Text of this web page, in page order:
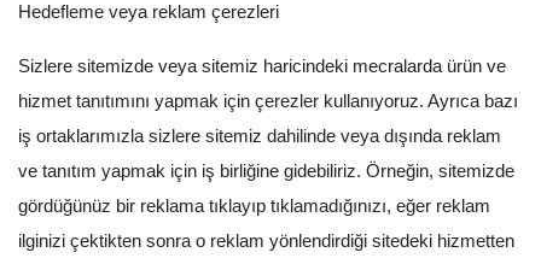
Hedefleme veya reklam çerezleri
Sizlere sitemizde veya sitemiz haricindeki mecralarda ürün ve
hizmet tanıtımını yapmak için çerezler kullanıyoruz. Ayrıca bazı
iş ortaklarımızla sizlere sitemiz dahilinde veya dışında reklam
ve tanıtım yapmak için iş birliğine gidebiliriz. Örneğin, sitemizde
gördüğünüz bir reklama tıklayıp tıklamadığınızı, eğer reklam
ilginizi çektikten sonra o reklam yönlendirdiği sitedeki hizmetten